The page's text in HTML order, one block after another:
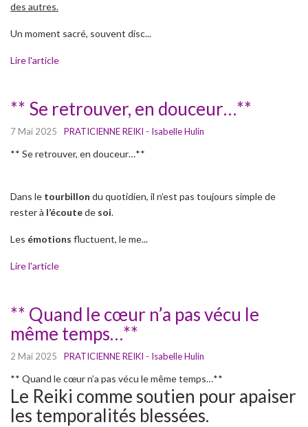
des autres.
Un moment sacré, souvent disc...
Lire l'article
** Se retrouver, en douceur…**
7 Mai 2025 PRATICIENNE REIKI - Isabelle Hulin
** Se retrouver, en douceur…**
Dans le tourbillon du quotidien, il n’est pas toujours simple de
rester à l’écoutede soi.
Les émotions fluctuent, le me...
Lire l'article
** Quand le cœur n’a pas vécu le
même temps…**
2 Mai 2025 PRATICIENNE REIKI - Isabelle Hulin
** Quand le cœur n’a pas vécu le même temps…**
Le Reiki comme soutien pour apaiser
les temporalités blessées.